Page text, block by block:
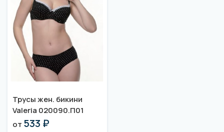
Трусы жен. бикини
Valeria 020090.П01
от 533 ₽